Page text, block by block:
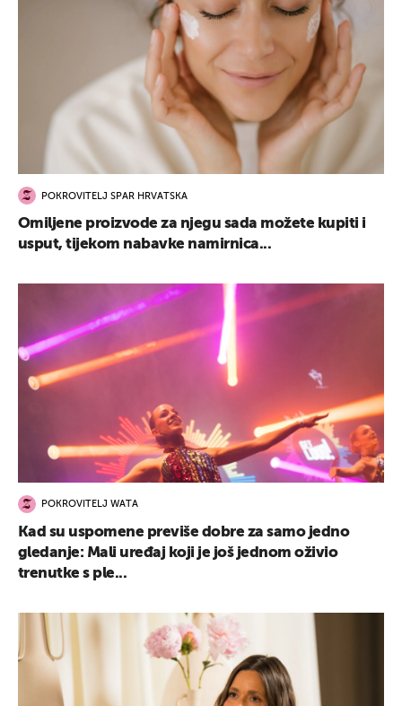
POKROVITELJ SPAR HRVATSKA
Omiljene proizvode za njegu sada možete kupiti i
usput, tijekom nabavke namirnica...
POKROVITELJ WATA
Kad su uspomene previše dobre za samo jedno
gledanje: Mali uređaj koji je još jednom oživio
trenutke s ple...